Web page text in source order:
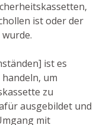
ist oder der
ist es
um
zu
ausgebildet und
mit